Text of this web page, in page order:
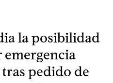
la posibilidad
emergencia
pedido de